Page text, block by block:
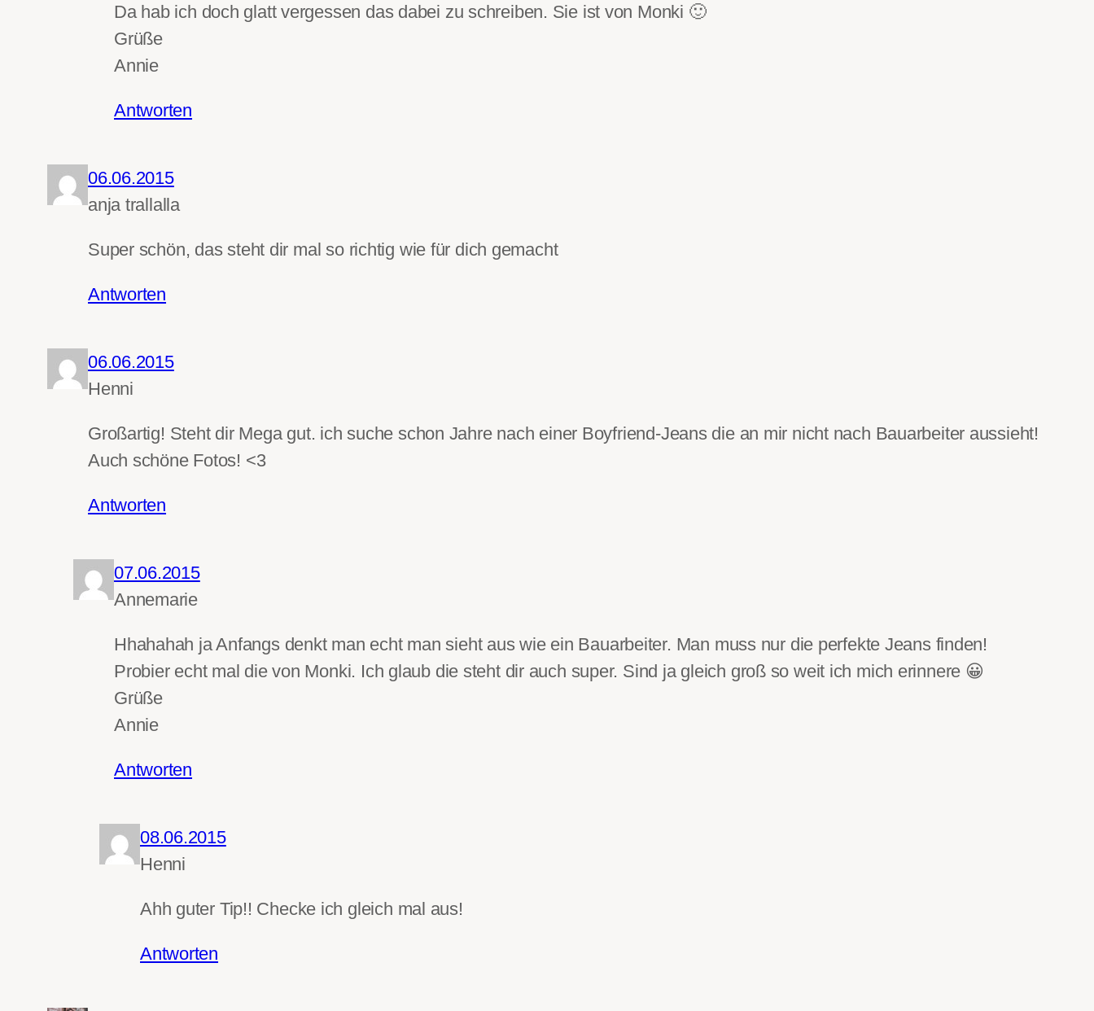
Da hab ich doch glatt vergessen das dabei zu schreiben. Sie ist von Monki 🙂
Grüße
Annie
Antworten
06.06.2015
anja trallalla
Super schön, das steht dir mal so richtig wie für dich gemacht
Antworten
06.06.2015
Henni
Großartig! Steht dir Mega gut. ich suche schon Jahre nach einer Boyfriend-Jeans die an mir nicht nach Bauarbeiter aussieht!
Auch schöne Fotos! <3
Antworten
07.06.2015
Annemarie
Hhahahah ja Anfangs denkt man echt man sieht aus wie ein Bauarbeiter. Man muss nur die perfekte Jeans finden!
Probier echt mal die von Monki. Ich glaub die steht dir auch super. Sind ja gleich groß so weit ich mich erinnere 😀
Grüße
Annie
Antworten
08.06.2015
Henni
Ahh guter Tip!! Checke ich gleich mal aus!
Antworten